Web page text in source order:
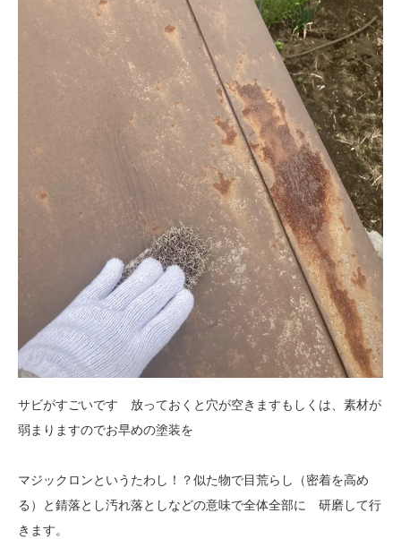
サビがすごいです 放っておくと穴が空きますもしくは、素材が
弱まりますのでお早めの塗装を
マジックロンというたわし！？似た物で目荒らし（密着を高め
る）と錆落とし汚れ落としなどの意味で全体全部に 研磨して行
きます。